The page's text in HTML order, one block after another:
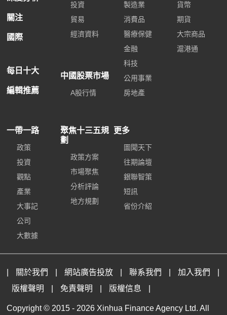
關注
國際
每日十大
編輯推薦
投資
貿易
經濟資料
中國股票市場
A股行情
製造業
消費品
醫療保健
金融
科技
公用事業
房地產
貨幣
期貨
大宗商品
滬港通
一帶一路
政策
投資
觀點
產業
大事記
公司
大數據
聚焦十三五規
劃
政策方案
市場聚焦
分析評論
地方規劃
更多
圖聞天下
往期論壇
銀聯智策
短訊
省份介紹
關於我們 網站廣告投放 聯系我們 加入我們
版權聲明
免責聲明 版權信息
Copyright © 2015 - 2026 Xinhua Finance Agency Ltd. All